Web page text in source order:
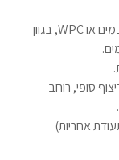
משקוף עץ גושני מפולח מצופה למינטו עמיד במים או WPC, בגוון
ס"מ ס"מ מריצוף סופי, רוחב